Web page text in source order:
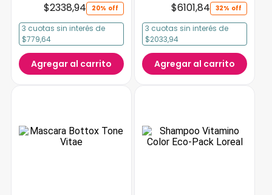
20%
$2338,94
3 cuotas sin interés de
$779,64
Agregar al carrito
32%
$6101,84
3 cuotas sin interés de
$2033,94
Agregar al carrito